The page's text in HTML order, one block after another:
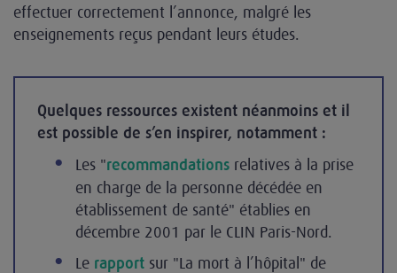
effectuer correctement l’annonce, malgré les
enseignements reçus pendant leurs études.
Quelques ressources existent néanmoins et il
est possible de s’en inspirer, notamment :
Les "recommandations relatives à la prise
en charge de la personne décédée en
établissement de santé" établies en
décembre 2001 par le CLIN Paris-Nord.
Le rapport sur "La mort à l’hôpital" de